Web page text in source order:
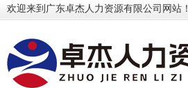
欢迎来到广东卓杰人力资源有限公司网站！